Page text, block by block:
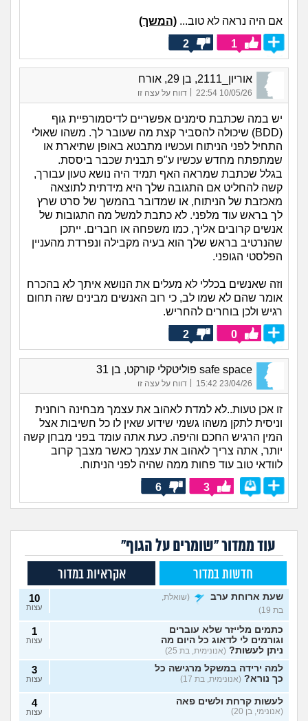
אם היה נראה לא טוב... (המשך)
1
2
אוריון_2111, בן 29, אורח
10/05/26 22:54
| דווח על עצה זו
יש במה שכתבת סימנים אפשריים לדיסמורפיית גוף
(BDD) שיכולה להסביר קצת מה שעובר לך. משהו שאולי
התחיל לפני הניתוח ועכשיו מתבטא באופן שתיארת או
שמתפתח מחדש עכשיו ע"פ תבנית שכבר ביססת.
בגלל שכתבת שמראה האף תמיד היה נושא טעון עבורך,
קשה להחליט אם התגובה שלך היא מידתית לתוצאה
מאכזבת של הניתוח, או שמדובר בהמשך של סרט שרץ
לך בראש עוד מלפני. לא כתבת למשל מה התגובות של
אנשים קרובים אליך, כמו משפחה או חברים. ייתכן
שהנרטיב בראש שלך הוא בעיה מקבילה ונפרדת מהעניין
הפלסטי הגופני.
וזה שאנשים בכללי לא מעלים את הנושא איתך לא בהכרח
אומר שהם לא שמו לב, כי רוב האנשים מבינים שזה תחום
רגיש ולכן בוחרים להחריש.
0
2
safe space פוליטקלי קורקט, בן 31
23/04/26 15:42 דווח על עצה זו
זו אכן טעות..לא למדת לאהוב את עצמך מבחינה רוחנית
וניסית לתקן משהו גשמי שידוע שאין לו כל חשיבות אצל
המין הרגיש החכם והיפה. כעת אתה עומד בפני מבחן קשה
יותר, אתה צריך לאהוב את עצמך כאשר מצבך קרוב
לוודאי טוב עוד פחות ממה שהיה לפני הניתוח.
3
6
עוד ממדור "שומרים על הגוף"
חדשות במדור אקראיות במדור
שעת ארוחת ערב
(שואלת,
בת 19)
10
עצות
כתמים מלייזר שלא עוברים
וגורמים לי לדאוג כל היום מה
ניתן לעשות? (אנונימית, בת 25)
1
עצות
למה ירידה במשקל מרגישה כל
כך נורא? (אנונימית, בת 17)
3
עצות
לעשות קרחת ולשים פאה
(אנונימי, בן 20)
4
עצות